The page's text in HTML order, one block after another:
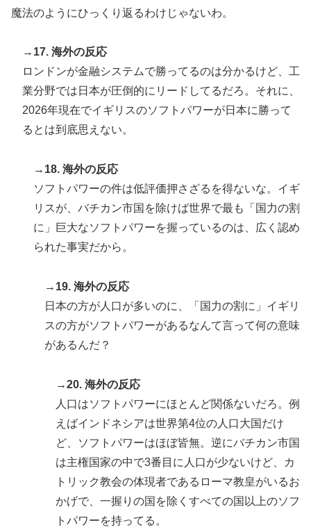
魔法のようにひっくり返るわけじゃないわ。
→17. 海外の反応
ロンドンが金融システムで勝ってるのは分かるけど、工
業分野では日本が圧倒的にリードしてるだろ。それに、
2026年現在でイギリスのソフトパワーが日本に勝って
るとは到底思えない。
→18. 海外の反応
ソフトパワーの件は低評価押さざるを得ないな。イギ
リスが、バチカン市国を除けば世界で最も「国力の割
に」巨大なソフトパワーを握っているのは、広く認め
られた事実だから。
→19. 海外の反応
日本の方が人口が多いのに、「国力の割に」イギリ
スの方がソフトパワーがあるなんて言って何の意味
があるんだ？
→20. 海外の反応
人口はソフトパワーにほとんど関係ないだろ。例
えばインドネシアは世界第4位の人口大国だけ
ど、ソフトパワーはほぼ皆無。逆にバチカン市国
は主権国家の中で3番目に人口が少ないけど、カ
トリック教会の体現者であるローマ教皇がいるお
かげで、一握りの国を除くすべての国以上のソフ
トパワーを持ってる。